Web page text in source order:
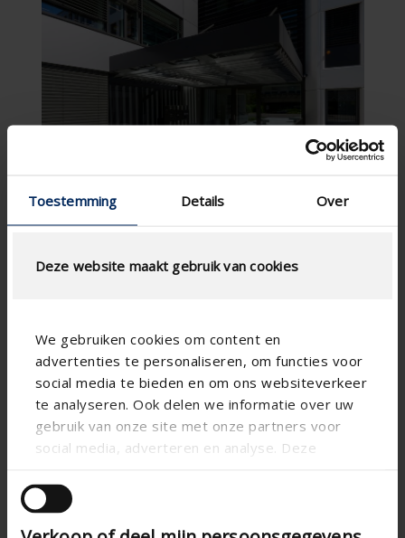
Toestemming Details Over
Deze website maakt gebruik van cookies
We gebruiken cookies om content en
advertenties te personaliseren, om functies voor
social media te bieden en om ons websiteverkeer
te analyseren. Ook delen we informatie over uw
gebruik van onze site met onze partners voor
social media, adverteren en analyse. Deze
andere informatie die u aan ze heeft verstrekt of
die ze hebben verzameld op basis van uw gebruik
van hun services.
Technische Spezifikationen
Ausrichtung
Aluminium